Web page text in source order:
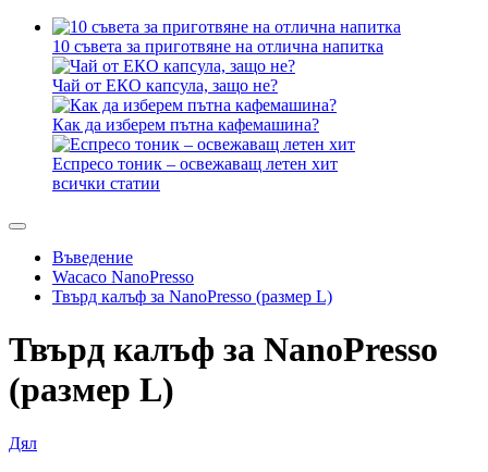
10 съвета за приготвяне на отлична напитка
Чай от ЕКО капсула, защо не?
Как да изберем пътна кафемашина?
Еспресо тоник – освежаващ летен хит
всички статии
Въведение
Wacaco NanoPresso
Твърд калъф за NanoPresso (размер L)
Твърд калъф за NanoPresso
(размер L)
Дял